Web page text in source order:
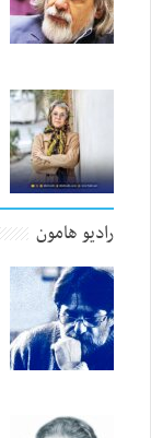
رادیو هامون